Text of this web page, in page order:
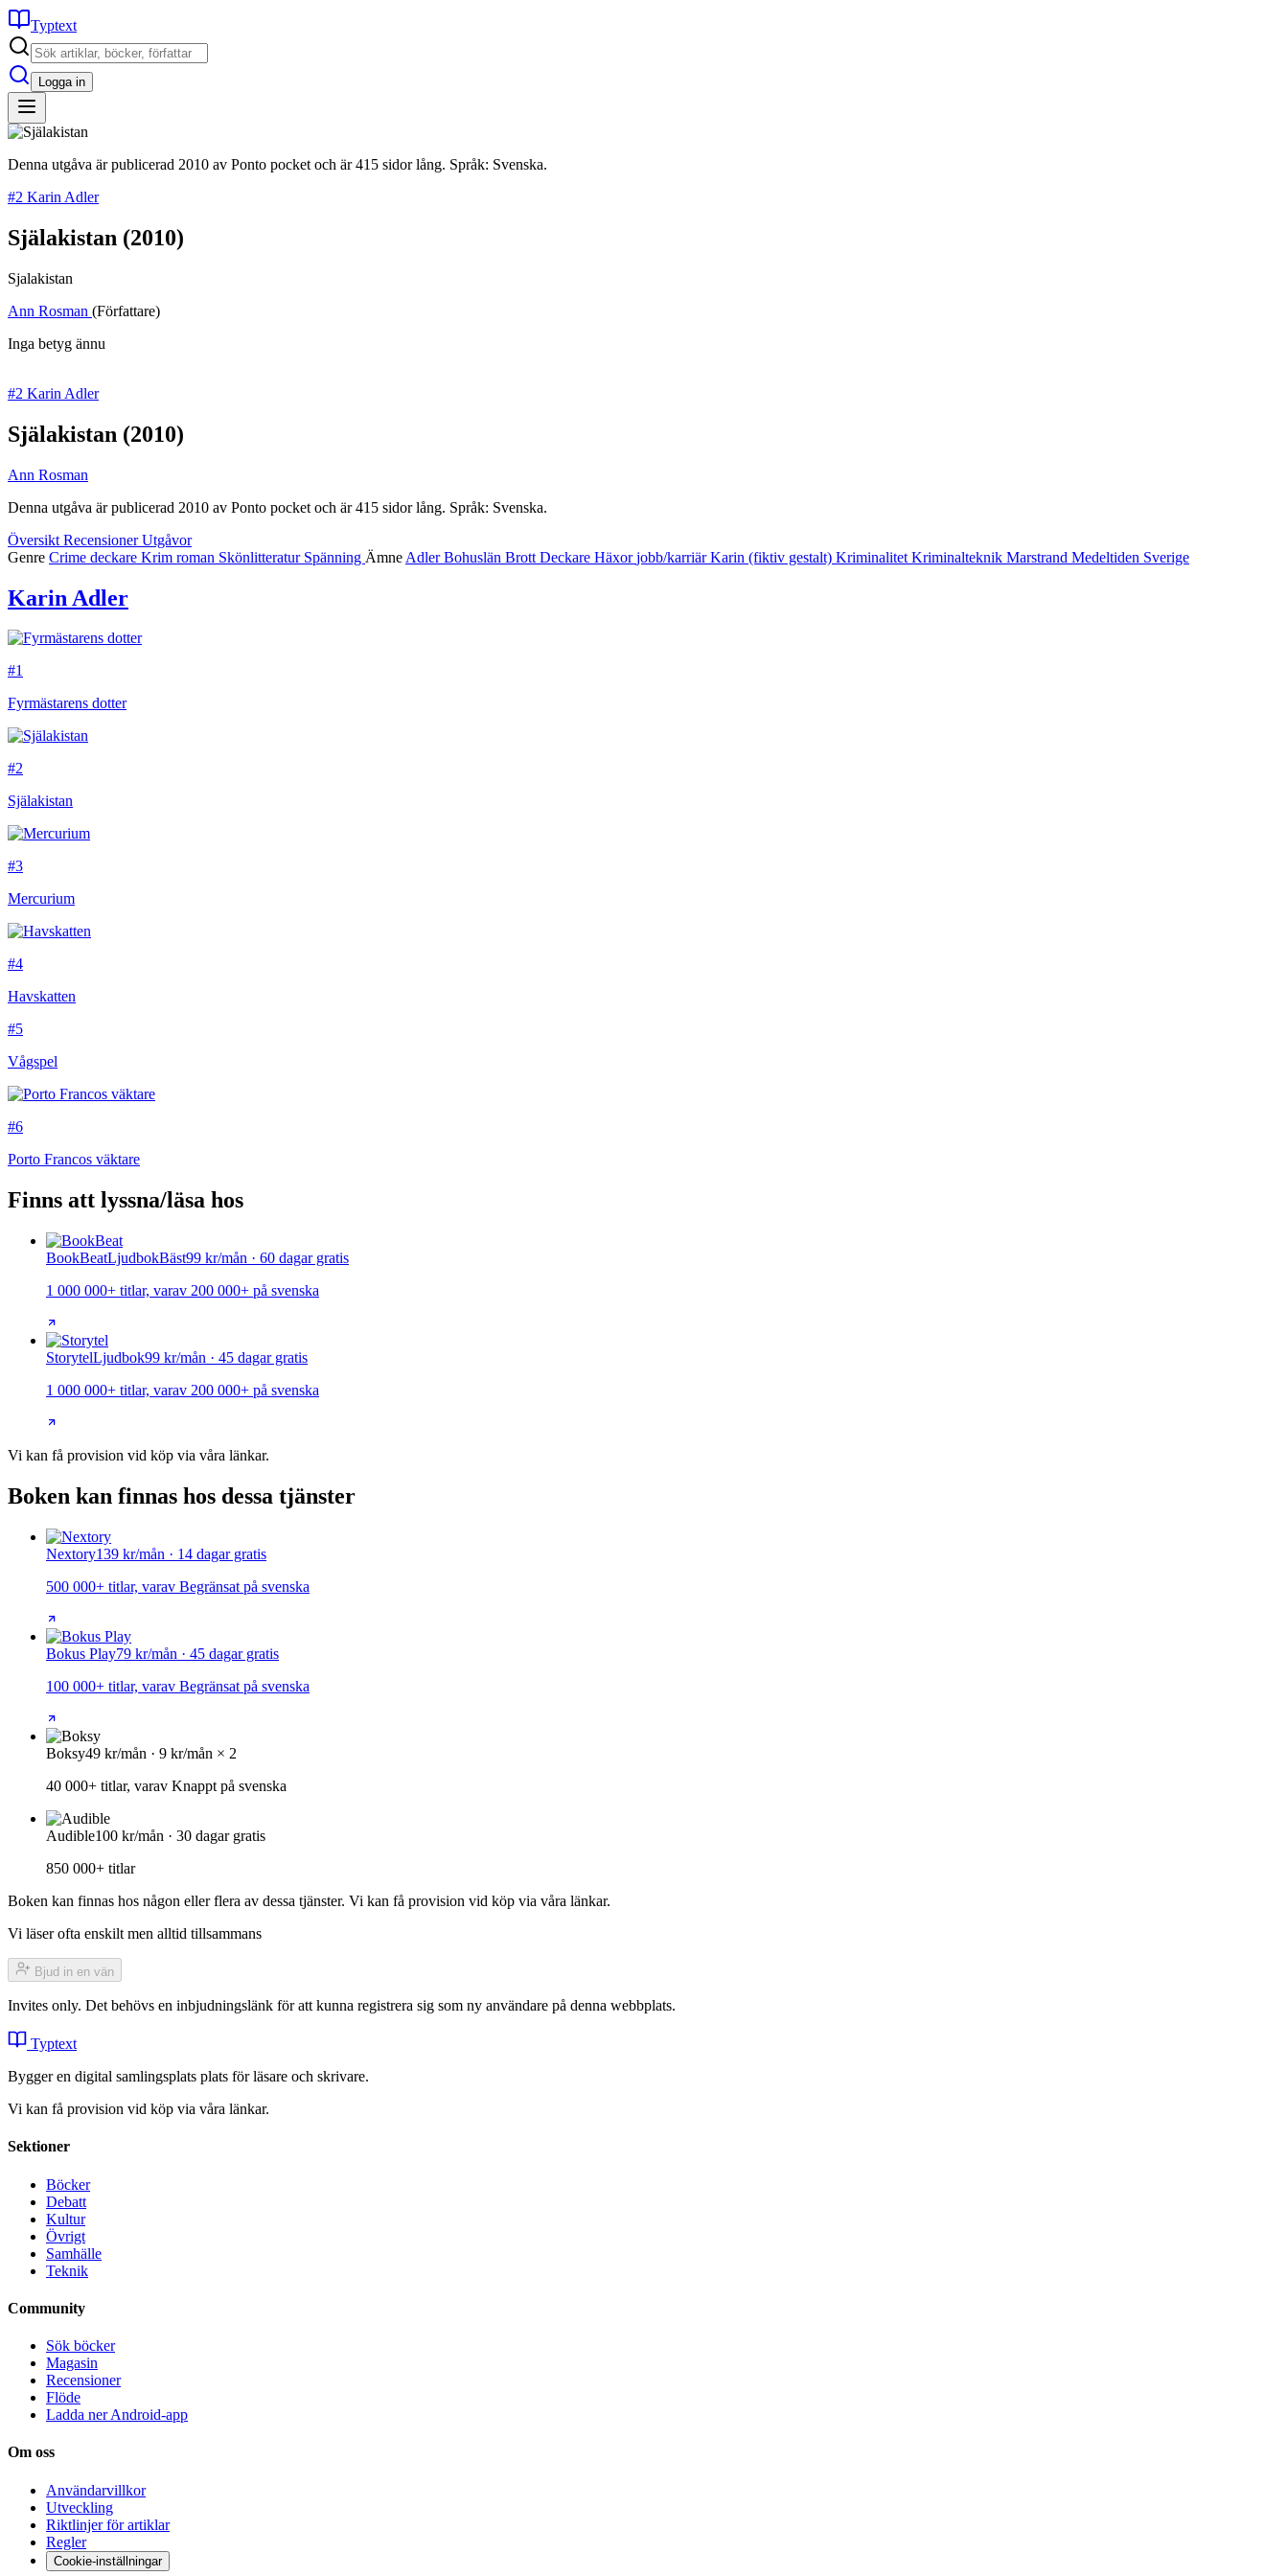
Typtext
Logga in
Denna utgåva är publicerad 2010 av Ponto pocket och är 415 sidor lång. Språk: Svenska.
#2 Karin Adler
Själakistan (2010)
Sjalakistan
Ann Rosman (Författare)
Inga betyg ännu
#2 Karin Adler
Själakistan (2010)
Ann Rosman
Denna utgåva är publicerad 2010 av Ponto pocket och är 415 sidor lång. Språk: Svenska.
Översikt RecensionerUtgåvor
Genre Crime deckare Krim roman Skönlitteratur Spänning Ämne AdlerBohuslän Brott Deckare Häxorjobb/karriärKarin (fiktiv gestalt) Kriminalitet Kriminalteknik Marstrand Medeltiden Sverige
Karin Adler
#1
Fyrmästarens dotter
#2
Själakistan
#3
Mercurium
#4
Havskatten
#5
Vågspel
#6
Porto Francos väktare
Finns att lyssna/läsa hos
BookBeatLjudbokBäst99 kr/mån · 60 dagar gratis
1 000 000+ titlar, varav 200 000+ på svenska
StorytelLjudbok99 kr/mån · 45 dagar gratis
1 000 000+ titlar, varav 200 000+ på svenska
Vi kan få provision vid köp via våra länkar.
Boken kan finnas hos dessa tjänster
Nextory139 kr/mån · 14 dagar gratis
500 000+ titlar, varav Begränsat på svenska
Bokus Play79 kr/mån · 45 dagar gratis
100 000+ titlar, varav Begränsat på svenska
Boksy49 kr/mån · 9 kr/mån × 2
40 000+ titlar, varav Knappt på svenska
Audible100 kr/mån · 30 dagar gratis
850 000+ titlar
Boken kan finnas hos någon eller flera av dessa tjänster. Vi kan få provision vid köp via våra länkar.
Vi läser ofta enskilt men alltid tillsammans
Bjud in en vän
Invites only. Det behövs en inbjudningslänk för att kunna registrera sig som ny användare på denna webbplats.
Typtext
Bygger en digital samlingsplats plats för läsare och skrivare.
Vi kan få provision vid köp via våra länkar.
Sektioner
Böcker
Debatt
Kultur
Övrigt
Samhälle
Teknik
Community
Sök böcker
Magasin
Recensioner
Flöde
Ladda ner Android-app
Om oss
Användarvillkor
Utveckling
Riktlinjer för artiklar
Regler
Cookie-inställningar